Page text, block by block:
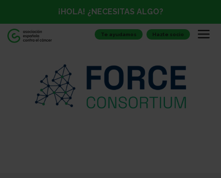
¡HOLA! ¿NECESITAS ALGO?
Te ayudamos Hazte socio